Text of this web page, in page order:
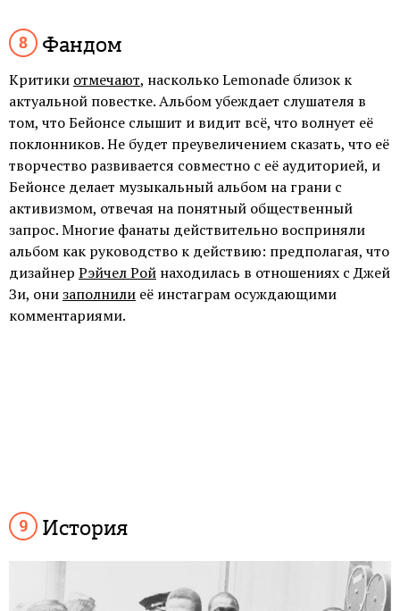
Фандом
Критики отмечают, насколько Lemonade близок к
актуальной повестке. Альбом убеждает слушателя в
том, что Бейонсе слышит и видит всё, что волнует её
поклонников. Не будет преувеличением сказать, что её
творчество развивается совместно с её аудиторией, и
Бейонсе делает музыкальный альбом на грани с
активизмом, отвечая на понятный общественный
запрос. Многие фанаты действительно восприняли
альбом как руководство к действию: предполагая, что
дизайнер Рэйчел Рой находилась в отношениях с Джей
Зи, онизаполнили её инстаграм осуждающими
комментариями.
История